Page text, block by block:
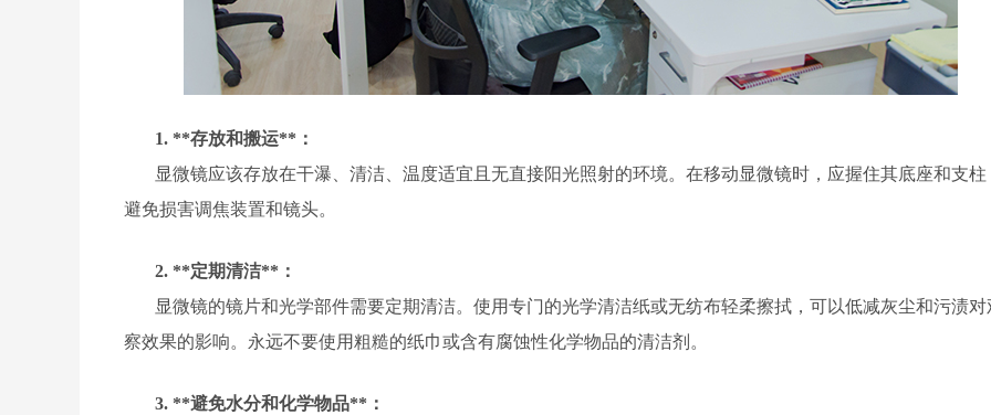
1. **存放和搬运**：
显微镜应该存放在干瀑、清洁、温度适宜且无直接阳光照射的环境。在移动显微镜时，应握住其底座和支柱
避免损害调焦装置和镜头。
2. **定期清洁**：
显微镜的镜片和光学部件需要定期清洁。使用专门的光学清洁纸或无纺布轻柔擦拭，可以低减灰尘和污渍对
察效果的影响。永远不要使用粗糙的纸巾或含有腐蚀性化学物品的清洁剂。
3. **避免水分和化学物品**：